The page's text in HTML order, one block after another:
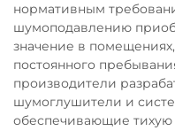
нормативным
шумоподавлению
значение в
постоянного
производители
шумоглушители и
обеспечивающие тихую